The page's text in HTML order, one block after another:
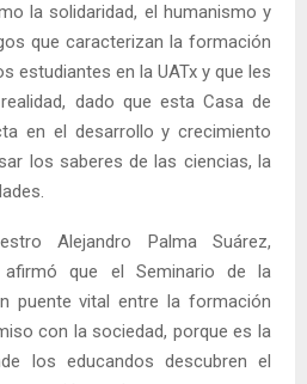
la solidaridad, el humanismo y
que caracterizan la formación
estudiantes en la UATx y que les
dado que esta Casa de
en el desarrollo y crecimiento
los saberes de las ciencias, la
Alejandro Palma Suárez,
afirmó que el Seminario de la
puente vital entre la formación
con la sociedad, porque es la
los educandos descubren el